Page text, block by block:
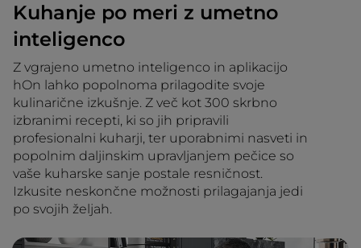
Kuhanje po meri z umetno
inteligenco
Z vgrajeno umetno inteligenco in aplikacijo
hOn lahko popolnoma prilagodite svoje
kulinarične izkušnje. Z več kot 300 skrbno
izbranimi recepti, ki so jih pripravili
profesionalni kuharji, ter uporabnimi nasveti in
popolnim daljinskim upravljanjem pečice so
vaše kuharske sanje postale resničnost.
Izkusite neskončne možnosti prilagajanja jedi
po svojih željah.